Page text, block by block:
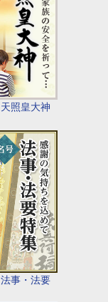
天照皇大神
法事・法要